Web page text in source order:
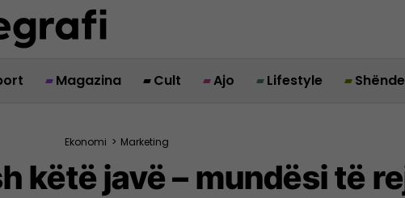
Magazina Cult Ajo Lifestyle
Ekonomi > Marketing
këtë javë – mundësi të